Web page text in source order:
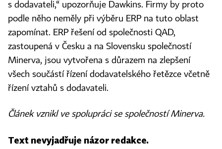
s dodavateli,“ upozorňuje Dawkins. Firmy by proto
podle něho neměly při výběru ERP na tuto oblast
zapomínat. ERP řešení od společnosti QAD,
zastoupená v Česku a na Slovensku společností
Minerva, jsou vytvořena s důrazem na zlepšení
všech součástí řízení dodavatelského řetězce včetně
řízení vztahů s dodavateli.
Článek vznikl ve spolupráci se společností Minerva.
Text nevyjadřuje názor redakce.